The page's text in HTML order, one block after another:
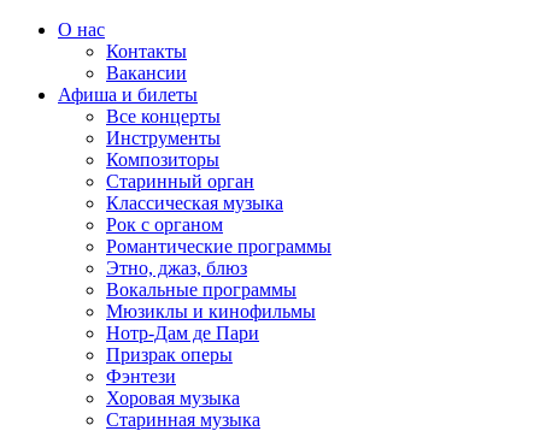
О нас
Контакты
Вакансии
Афиша и билеты
Все концерты
Инструменты
Композиторы
Старинный орган
Классическая музыка
Рок с органом
Романтические программы
Этно, джаз, блюз
Вокальные программы
Мюзиклы и кинофильмы
Нотр-Дам де Пари
Призрак оперы
Фэнтези
Хоровая музыка
Старинная музыка